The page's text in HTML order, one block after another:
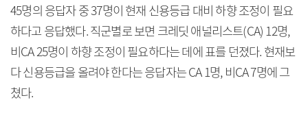
45명의 응답자 중 37명이 현재 신용등급 대비 하향 조정이 필요
하다고 응답했다. 직군별로 보면 크레딧 애널리스트(CA) 12명,
비CA 25명이 하향 조정이 필요하다는 데에 표를 던졌다. 현재보
다 신용등급을 올려야 한다는 응답자는 CA 1명, 비CA 7명에 그
쳤다.